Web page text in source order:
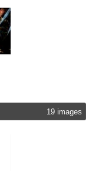
19 images